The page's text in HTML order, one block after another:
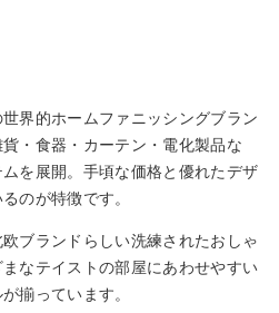
界的ホームファニッシングブラン
・食器・カーテン・電化製品な
を展開。手頃な価格と優れたデザ
のが特徴です。
ブランドらしい洗練されたおしゃ
なテイストの部屋にあわせやすい
揃っています。